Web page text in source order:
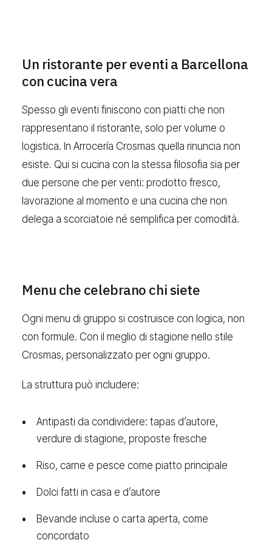
Un ristorante per eventi a Barcellona
con cucina vera
Spesso gli eventi finiscono con piatti che non
rappresentano il ristorante, solo per volume o
logistica. In Arrocería Crosmas quella rinuncia non
esiste. Qui si cucina con la stessa filosofia sia per
due persone che per venti: prodotto fresco,
lavorazione al momento e una cucina che non
delega a scorciatoie né semplifica per comodità.
Menu che celebrano chi siete
Ogni menu di gruppo si costruisce con logica, non
con formule. Con il meglio di stagione nello stile
Crosmas, personalizzato per ogni gruppo.
La struttura può includere:
Antipasti da condividere: tapas d’autore,
verdure di stagione, proposte fresche
Riso, carne e pesce come piatto principale
Dolci fatti in casa e d’autore
Bevande incluse o carta aperta, come
concordato